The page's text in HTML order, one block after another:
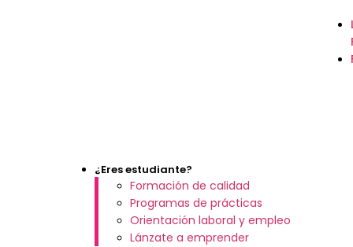
¿Eres estudiante?
Formación de calidad
Programas de prácticas
Orientación laboral y empleo
Lánzate a emprender